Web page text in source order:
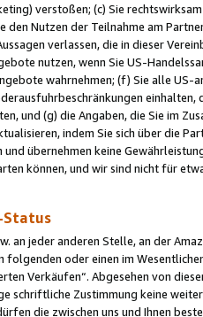
verstoßen; (c) Sie
den Nutzen der Teilnahme am
verlassen, die in dieser
nutzen, wenn Sie US-
wahrnehmen; (f) Sie alle
und (g) die Angaben, die Sie im
indem Sie sich über die
und übernehmen keine
können, und wir sind nicht für
Status
an jeder anderen Stelle, an der
oder einen im
Verkäufen“. Abgesehen von
schriftliche Zustimmung keine
die zwischen uns und Ihnen